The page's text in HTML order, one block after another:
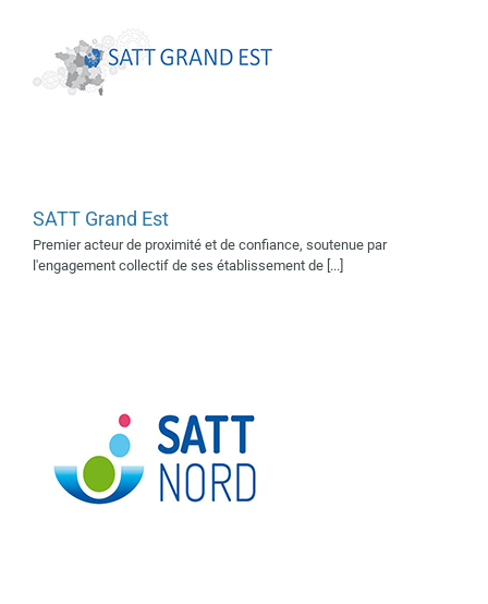
SATT Grand Est
Premier acteur de proximité et de confiance, soutenue par
l'engagement collectif de ses établissement de [...]
SATT Nord
Supporter 2018 Supporters
2019